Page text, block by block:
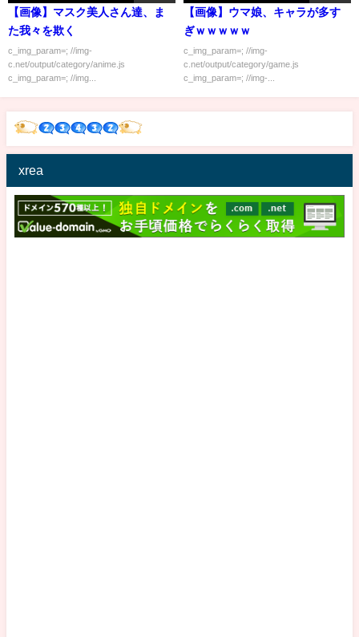
【画像】マスク美人さん達、ま
た我々を欺く
c_img_param=; //img-
c.net/output/category/anime.js
c_img_param=; //img...
【画像】ウマ娘、キャラが多す
ぎｗｗｗｗｗ
c_img_param=; //img-
c.net/output/category/game.js
c_img_param=; //img-...
xrea